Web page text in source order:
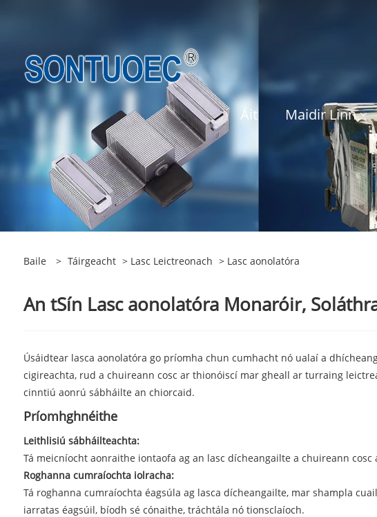
Áit Maidir Linn
Baile > Táirgeacht > Lasc Leictreonach > Lasc aonolatóra
An tSín Lasc aonolatóra Monaróir,
Úsáidtear lasca aonolatóra go príomha chun cumhacht nó ualaí a
cigireachta, rud a chuireann cosc ​​ar thionóiscí mar gheall ar turraing
cinntiú aonrú sábháilte an chiorcaid.
Príomhghnéithe
Leithlisiú sábháilteachta:
Tá meicníocht aonraithe iontaofa ag an lasc dícheangailte a chuireann
Roghanna cumraíochta iolracha:
Tá roghanna cumraíochta éagsúla ag lasca dícheangailte, mar shampla
iarratas éagsúil, bíodh sé cónaithe, tráchtála nó tionsclaíoch.